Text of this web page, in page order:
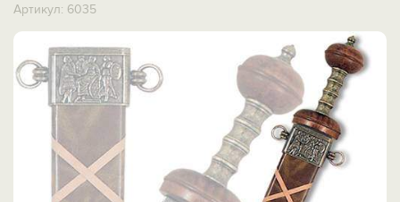
Артикул: 6035